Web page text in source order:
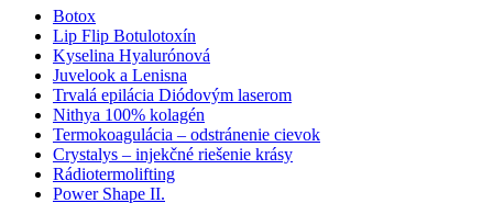
Botox
Lip Flip Botulotoxín
Kyselina Hyalurónová
Juvelook a Lenisna
Trvalá epilácia Diódovým laserom
Nithya 100% kolagén
Termokoagulácia – odstránenie cievok
Crystalys – injekčné riešenie krásy
Rádiotermolifting
Power Shape II.